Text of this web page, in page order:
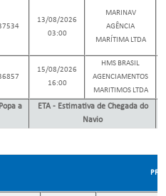
13/08/2026
03:00
MARINAV
AGÊNCIA
MARÍTIMA LTDA
15/08/2026
16:00
HMS BRASIL
AGENCIAMENTOS
MARITIMOS LTDA
a
ETA - Estimativa de Chegada do
Navio